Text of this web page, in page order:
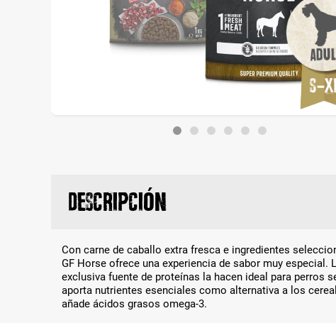
Descripción
Con carne de caballo extra fresca e ingredientes
GF Horse ofrece una experiencia de sabor muy especial.
exclusiva fuente de proteínas la hacen ideal para perros
aporta nutrientes esenciales como alternativa a los
añade ácidos grasos omega-3.